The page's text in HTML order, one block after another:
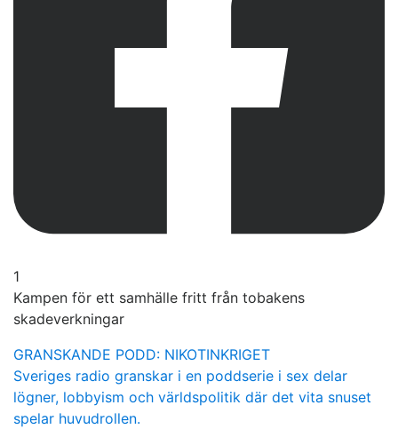
1
Kampen för ett samhälle fritt från tobakens
skadeverkningar
GRANSKANDE PODD: NIKOTINKRIGET
Sveriges radio granskar i en poddserie i sex delar
lögner, lobbyism och världspolitik där det vita snuset
spelar huvudrollen.